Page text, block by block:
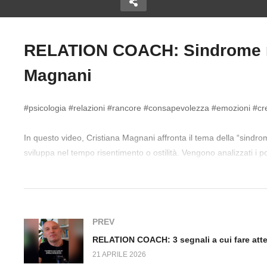
Perchè
Tua Autostima
RELATION COACH:
Magnani
#psicologia #relazioni #rancore #consapevolezza #emozioni
In questo video, Cristiana Magnani affronta il tema della
sviluppa nel tempo risentimento o ostilità. Vengono analizzati i
PREV
21 APRILE 2026